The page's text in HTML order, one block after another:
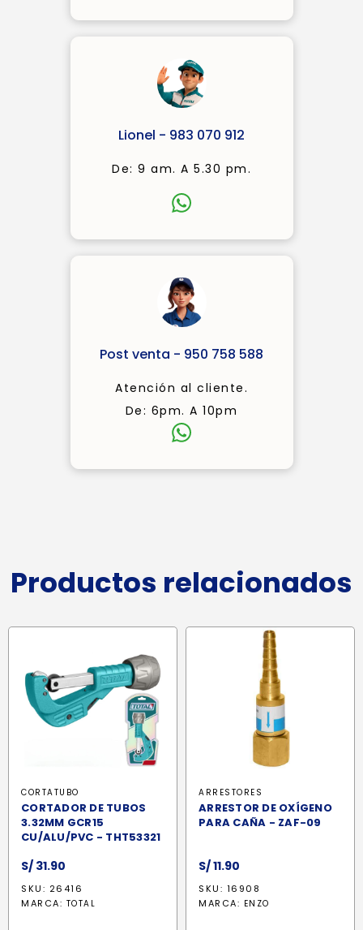
Lionel - 983 070 912
De: 9 am. A 5.30 pm.
Post venta - 950 758 588
Atención al cliente.
De: 6pm. A 10pm
Productos relacionados
CORTATUBO
CORTADOR DE TUBOS
3.32MM GCR15
CU/ALU/PVC - THT53321
S/ 31.90
SKU: 26416
MARCA: TOTAL
ARRESTORES
ARRESTOR DE OXÍGENO
PARA CAÑA - ZAF-09
S/11.90
SKU: 16908
MARCA: ENZO